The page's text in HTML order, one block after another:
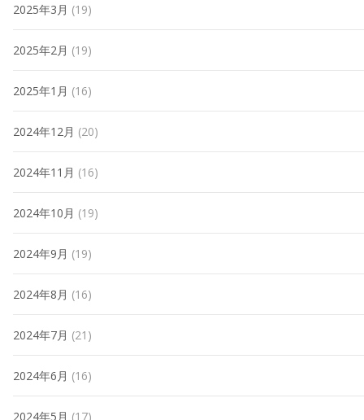
2025年3月 (19)
2025年2月 (19)
2025年1月 (16)
2024年12月 (20)
2024年11月 (16)
2024年10月 (19)
2024年9月 (19)
2024年8月 (16)
2024年7月 (21)
2024年6月 (16)
2024年5月 (17)